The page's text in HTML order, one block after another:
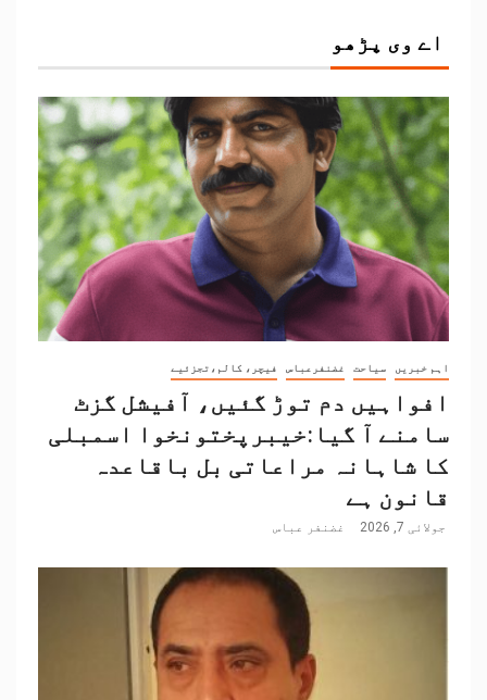
اے وی پڑھو
اہم خبریں سیاحت غضنفرعباس فیچر، کالم،تجزئیے
افواہیں دم توڑ گئیں، آفیشل گزٹ
سامنے آ گیا:خیبرپختونخوا اسمبلی
کا شاہانہ مراعاتی بل باقاعدہ
قانون ہے
جولائی 7, 2026 غضنفر عباس